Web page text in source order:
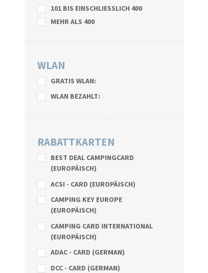
101 BIS EINSCHLIESSLICH 400
MEHR ALS 400
WLAN
GRATIS WLAN:
WLAN BEZAHLT:
RABATTKARTEN
BEST DEAL CAMPINGCARD
(EUROPÄISCH)
ACSI - CARD (EUROPÄISCH)
CAMPING KEY EUROPE
(EUROPÄISCH)
CAMPING CARD INTERNATIONAL
(EUROPÄISCH)
ADAC - CARD (GERMAN)
DCC - CARD (GERMAN)